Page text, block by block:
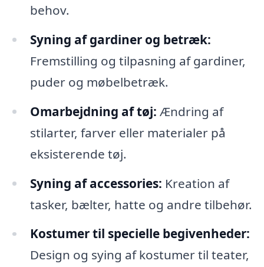
behov.
Syning af gardiner og betræk:
Fremstilling og tilpasning af gardiner,
puder og møbelbetræk.
Omarbejdning af tøj: Ændring af
stilarter, farver eller materialer på
eksisterende tøj.
Syning af accessories: Kreation af
tasker, bælter, hatte og andre tilbehør.
Kostumer til specielle begivenheder:
Design og sying af kostumer til teater,